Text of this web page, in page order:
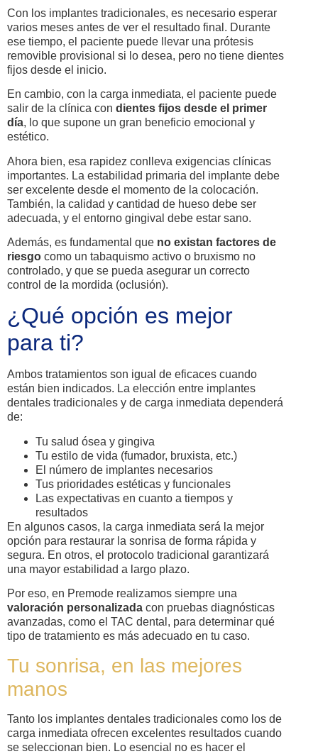
Con los implantes tradicionales, es necesario esperar
varios meses antes de ver el resultado final. Durante
ese tiempo, el paciente puede llevar una prótesis
removible provisional si lo desea, pero no tiene dientes
fijos desde el inicio.
En cambio, con la carga inmediata, el paciente puede
salir de la clínica con dientes fijos desde el primer
día, lo que supone un gran beneficio emocional y
estético.
Ahora bien, esa rapidez conlleva exigencias clínicas
importantes. La estabilidad primaria del implante debe
ser excelente desde el momento de la colocación.
También, la calidad y cantidad de hueso debe ser
adecuada, y el entorno gingival debe estar sano.
Además, es fundamental que no existan factores de
riesgo como un tabaquismo activo o bruxismo no
controlado, y que se pueda asegurar un correcto
control de la mordida (oclusión).
¿Qué opción es mejor
para ti?
Ambos tratamientos son igual de eficaces cuando
están bien indicados. La elección entre implantes
dentales tradicionales y de carga inmediata dependerá
de:
Tu salud ósea y gingiva
Tu estilo de vida (fumador, bruxista, etc.)
El número de implantes necesarios
Tus prioridades estéticas y funcionales
Las expectativas en cuanto a tiempos y
resultados
En algunos casos, la carga inmediata será la mejor
opción para restaurar la sonrisa de forma rápida y
segura. En otros, el protocolo tradicional garantizará
una mayor estabilidad a largo plazo.
Por eso, en Premode realizamos siempre una
valoración personalizada con pruebas diagnósticas
avanzadas, como el TAC dental, para determinar qué
tipo de tratamiento es más adecuado en tu caso.
Tu sonrisa, en las mejores
manos
Tanto los implantes dentales tradicionales como los de
carga inmediata ofrecen excelentes resultados cuando
se seleccionan bien. Lo esencial no es hacer el